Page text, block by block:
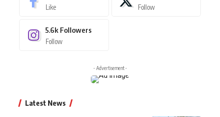
Like Follow
5.6k Followers
Follow
- Advertisement -
Latest News